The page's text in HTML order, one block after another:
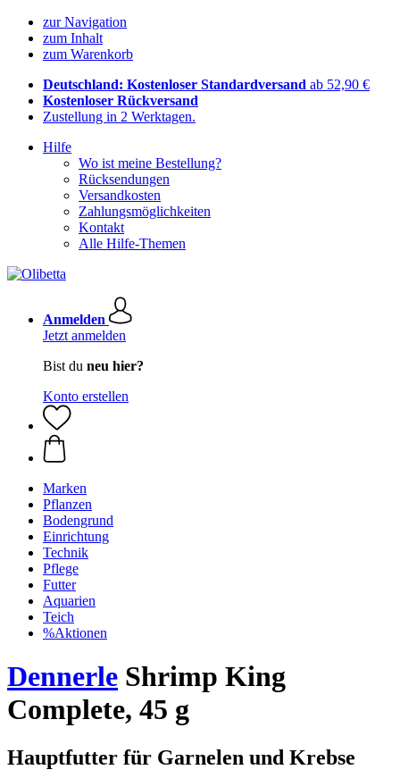
zur Navigation
zum Inhalt
zum Warenkorb
Deutschland: Kostenloser Standardversand ab 52,90 €
Kostenloser Rückversand
Zustellung in 2 Werktagen.
Hilfe
Wo ist meine Bestellung?
Rücksendungen
Versandkosten
Zahlungsmöglichkeiten
Kontakt
Alle Hilfe-Themen
Anmelden
Jetzt anmelden
Bist du neu hier?
Konto erstellen
Marken
Pflanzen
Bodengrund
Einrichtung
Technik
Pflege
Futter
Aquarien
Teich
%Aktionen
Dennerle Shrimp King
Complete, 45 g
Hauptfutter für Garnelen und Krebse